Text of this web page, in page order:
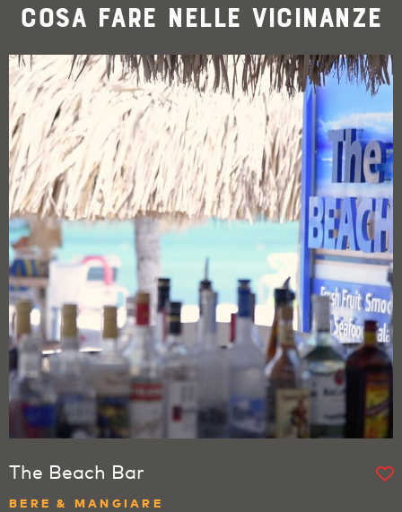
Cosa fare nelle vicinanze
The Beach Bar
BERE & MANGIARE